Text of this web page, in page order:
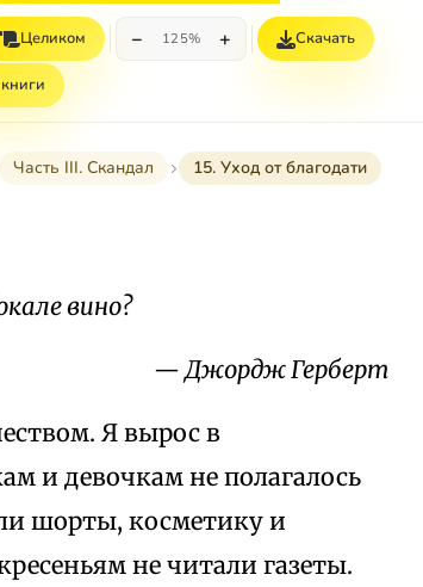
Целиком − 125% + Скачать
Часть III. Скандал 15. Уход от благодати
вино?
— Джордж Герберт
Я вырос в
и девочкам не полагалось
шорты, косметику и
не читали газеты.